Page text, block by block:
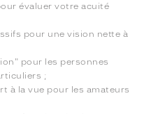
évaluer votre acuité
pour une vision nette à
pour les personnes
;
à la vue pour les amateurs